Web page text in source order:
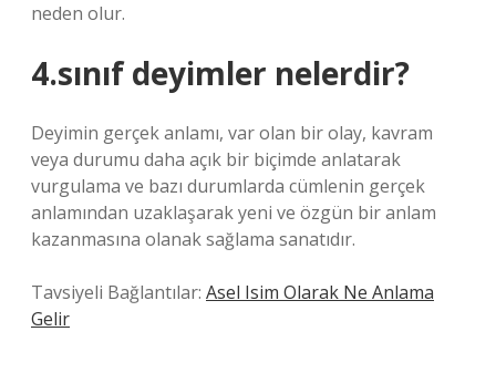
neden olur.
4.sınıf deyimler nelerdir?
Deyimin gerçek anlamı, var olan bir olay, kavram
veya durumu daha açık bir biçimde anlatarak
vurgulama ve bazı durumlarda cümlenin gerçek
anlamından uzaklaşarak yeni ve özgün bir anlam
kazanmasına olanak sağlama sanatıdır.
Tavsiyeli Bağlantılar: Asel Isim Olarak Ne Anlama
Gelir